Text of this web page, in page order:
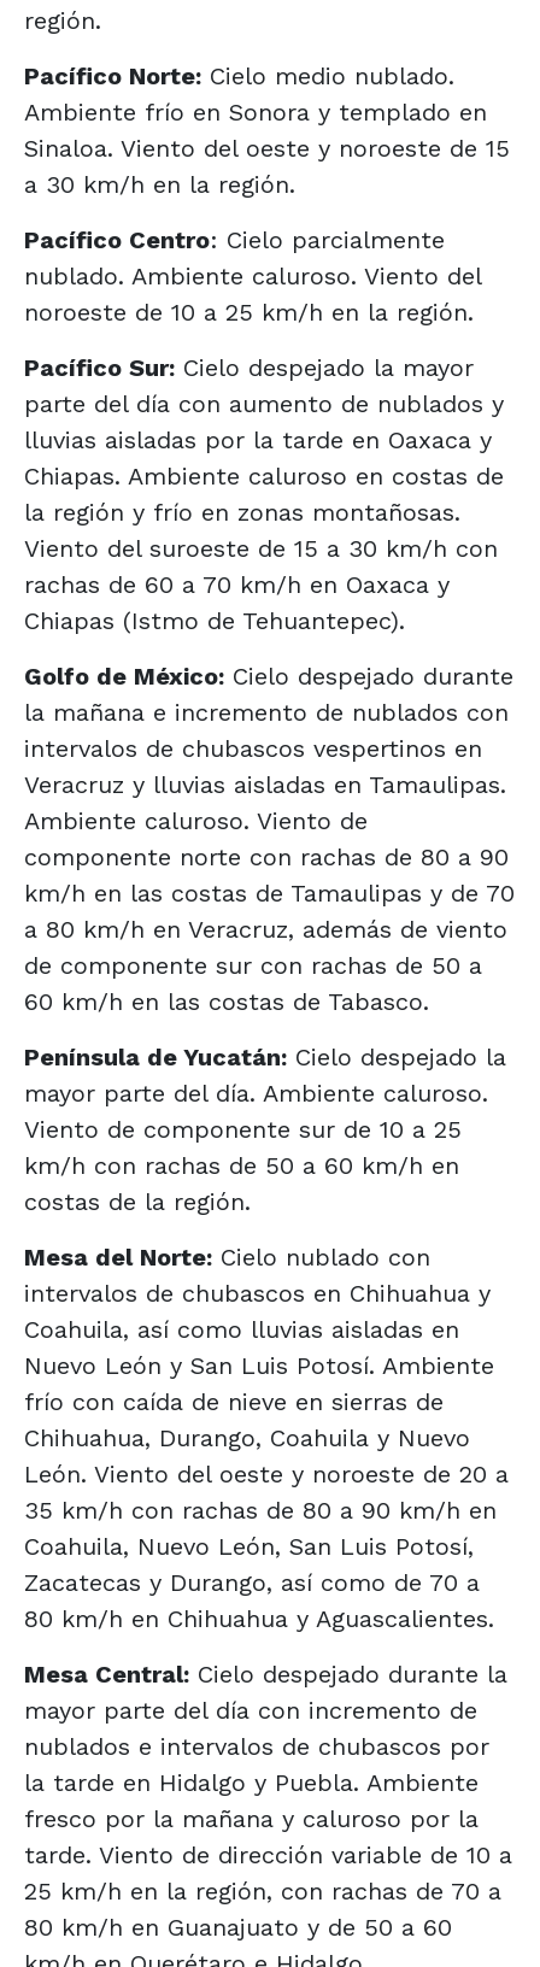
región.
Pacífico Norte: Cielo medio nublado.
Ambiente frío en Sonora y templado en
Sinaloa. Viento del oeste y noroeste de 15
a 30 km/h en la región.
Pacífico Centro: Cielo parcialmente
nublado. Ambiente caluroso. Viento del
noroeste de 10 a 25 km/h en la región.
Pacífico Sur: Cielo despejado la mayor
parte del día con aumento de nublados y
lluvias aisladas por la tarde en Oaxaca y
Chiapas. Ambiente caluroso en costas de
la región y frío en zonas montañosas.
Viento del suroeste de 15 a 30 km/h con
rachas de 60 a 70 km/h en Oaxaca y
Chiapas (Istmo de Tehuantepec).
Golfo de México: Cielo despejado durante
la mañana e incremento de nublados con
intervalos de chubascos vespertinos en
Veracruz y lluvias aisladas en Tamaulipas.
Ambiente caluroso. Viento de
componente norte con rachas de 80 a 90
km/h en las costas de Tamaulipas y de 70
a 80 km/h en Veracruz, además de viento
de componente sur con rachas de 50 a
60 km/h en las costas de Tabasco.
Península de Yucatán: Cielo despejado la
mayor parte del día. Ambiente caluroso.
Viento de componente sur de 10 a 25
km/h con rachas de 50 a 60 km/h en
costas de la región.
Mesa del Norte: Cielo nublado con
intervalos de chubascos en Chihuahua y
Coahuila, así como lluvias aisladas en
Nuevo León y San Luis Potosí. Ambiente
frío con caída de nieve en sierras de
Chihuahua, Durango, Coahuila y Nuevo
León. Viento del oeste y noroeste de 20 a
35 km/h con rachas de 80 a 90 km/h en
Coahuila, Nuevo León, San Luis Potosí,
Zacatecas y Durango, así como de 70 a
80 km/h en Chihuahua y Aguascalientes.
Mesa Central: Cielo despejado durante la
mayor parte del día con incremento de
nublados e intervalos de chubascos por
la tarde en Hidalgo y Puebla. Ambiente
fresco por la mañana y caluroso por la
tarde. Viento de dirección variable de 10 a
25 km/h en la región, con rachas de 70 a
80 km/h en Guanajuato y de 50 a 60